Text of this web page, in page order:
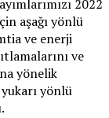
2022
aşağı yönlü
ve enerji
ve
yönelik
yönlü